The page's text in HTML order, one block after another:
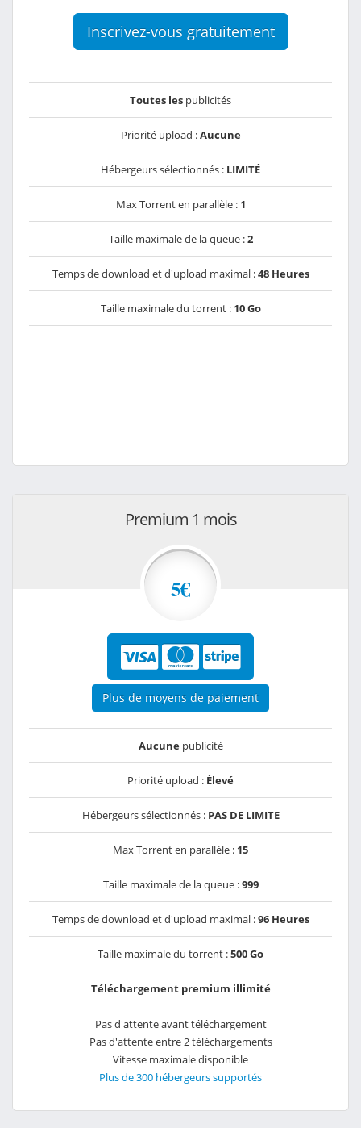
Inscrivez-vous gratuitement
Toutes les publicités
Priorité upload :Aucune
Hébergeurs sélectionnés : LIMITÉ
Max Torrent en parallèle : 1
Taille maximale de la queue :2
Temps de download et d'upload maximal :48 Heures
Taille maximale du torrent : 10 Go
Premium 1 mois
5€
Plus de moyens de paiement
Aucunepublicité
Priorité upload : Élevé
Hébergeurs sélectionnés : PAS DE LIMITE
Max Torrent en parallèle : 15
Taille maximale de la queue :999
Temps de download et d'upload maximal :96 Heures
Taille maximale du torrent :500 Go
Téléchargement premium illimité
Pas d'attente avant téléchargement
Pas d'attente entre 2 téléchargements
Vitesse maximale disponible
Plus de 300 hébergeurs supportés